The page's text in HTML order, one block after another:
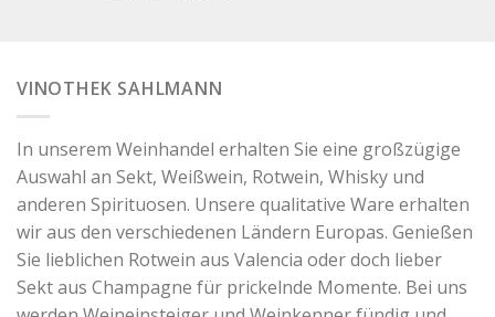
VINOTHEK SAHLMANN
In unserem Weinhandel erhalten Sie eine großzügige
Auswahl an Sekt, Weißwein, Rotwein, Whisky und
anderen Spirituosen. Unsere qualitative Ware erhalten
wir aus den verschiedenen Ländern Europas. Genießen
Sie lieblichen Rotwein aus Valencia oder doch lieber
Sekt aus Champagne für prickelnde Momente. Bei uns